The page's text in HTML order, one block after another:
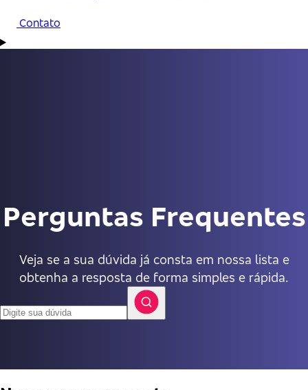
Contato
Perguntas Frequentes
Veja se a sua dúvida já consta em nossa lista e
obtenha a resposta de forma simples e rápida.